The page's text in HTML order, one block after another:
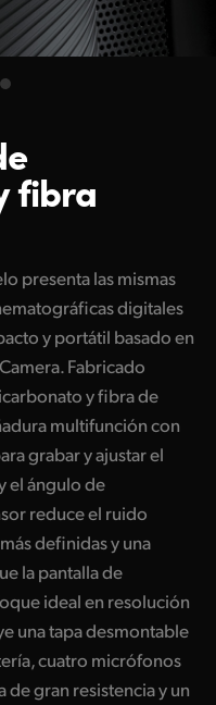
fibra
presenta las mismas
digitales
y portátil basado en
Fabricado
y fibra de
multifunción con
grabar y ajustar el
el ángulo de
reduce el ruido
definidas y una
la pantalla de
ideal en resolución
una tapa desmontable
cuatro micrófonos
gran resistencia y un